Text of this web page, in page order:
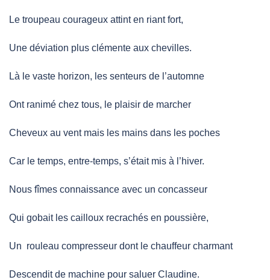
Le troupeau courageux attint en riant fort,
Une déviation plus clémente aux chevilles.
Là le vaste horizon, les senteurs de l’automne
Ont ranimé chez tous, le plaisir de marcher
Cheveux au vent mais les mains dans les poches
Car le temps, entre-temps, s’était mis à l’hiver.
Nous fîmes connaissance avec un concasseur
Qui gobait les cailloux recrachés en poussière,
Un rouleau compresseur dont le chauffeur charmant
Descendit de machine pour saluer Claudine.